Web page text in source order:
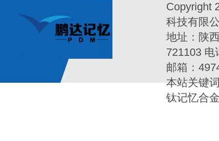
Copyright
科技有限
地址：陕
721103 电
邮箱：
本站关键
钛记忆合